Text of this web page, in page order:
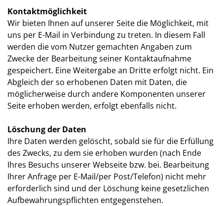
Kontaktmöglichkeit
Wir bieten Ihnen auf unserer Seite die Möglichkeit, mit
uns per E-Mail in Verbindung zu treten. In diesem Fall
werden die vom Nutzer gemachten Angaben zum
Zwecke der Bearbeitung seiner Kontaktaufnahme
gespeichert. Eine Weitergabe an Dritte erfolgt nicht. Ein
Abgleich der so erhobenen Daten mit Daten, die
möglicherweise durch andere Komponenten unserer
Seite erhoben werden, erfolgt ebenfalls nicht.
Löschung der Daten
Ihre Daten werden gelöscht, sobald sie für die Erfüllung
des Zwecks, zu dem sie erhoben wurden (nach Ende
Ihres Besuchs unserer Webseite bzw. bei. Bearbeitung
Ihrer Anfrage per E-Mail/per Post/Telefon) nicht mehr
erforderlich sind und der Löschung keine gesetzlichen
Aufbewahrungspflichten entgegenstehen.